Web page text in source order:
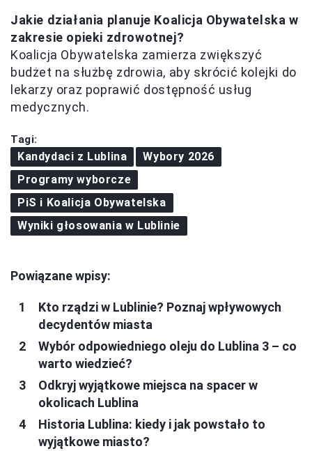
Jakie działania planuje Koalicja Obywatelska w
zakresie opieki zdrowotnej?
Koalicja Obywatelska zamierza zwiększyć
budżet na służbę zdrowia, aby skrócić kolejki do
lekarzy oraz poprawić dostępność usług
medycznych.
Tagi:
Kandydaci z Lublina
Wybory 2026
Programy wyborcze
PiS i Koalicja Obywatelska
Wyniki głosowania w Lublinie
Powiązane wpisy:
Kto rządzi w Lublinie? Poznaj wpływowych
decydentów miasta
Wybór odpowiedniego oleju do Lublina 3 – co
warto wiedzieć?
Odkryj wyjątkowe miejsca na spacer w
okolicach Lublina
Historia Lublina: kiedy i jak powstało to
wyjątkowe miasto?